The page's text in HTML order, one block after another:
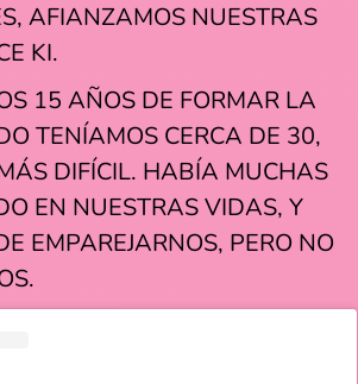
AFIANZAMOS NUESTRAS
KI.
15 AÑOS DE FORMAR LA
TENÍAMOS CERCA DE 30,
DIFÍCIL. HABÍA MUCHAS
EN NUESTRAS VIDAS, Y
EMPAREJARNOS, PERO NO